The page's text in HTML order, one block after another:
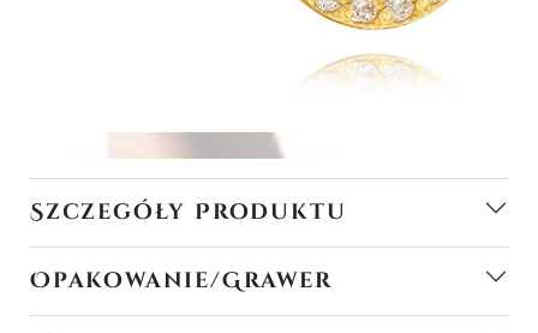
Szczegóły Produktu
Opakowanie/Grawer